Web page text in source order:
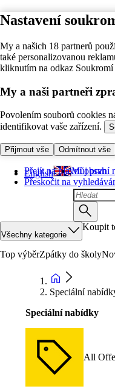
Nastavení
My a našich 18 partnerů
také personalizovanou
kliknutím na odkaz
My a naši partneři
Povolením souborů cookies
identifikovat vaše zařízení.
Přijmout vše Odmítnout vše
Přejít na hlavní obsah
Přeskočit na
English Můj první
Všechny kategorie
Koupit
Top výběrZpátky do školy
Speciální
Speciální nabídky
All